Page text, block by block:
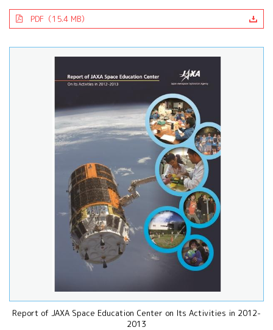
PDF（15.4 MB）
Report of JAXA Space Education Center on Its Activities in 2012-
2013